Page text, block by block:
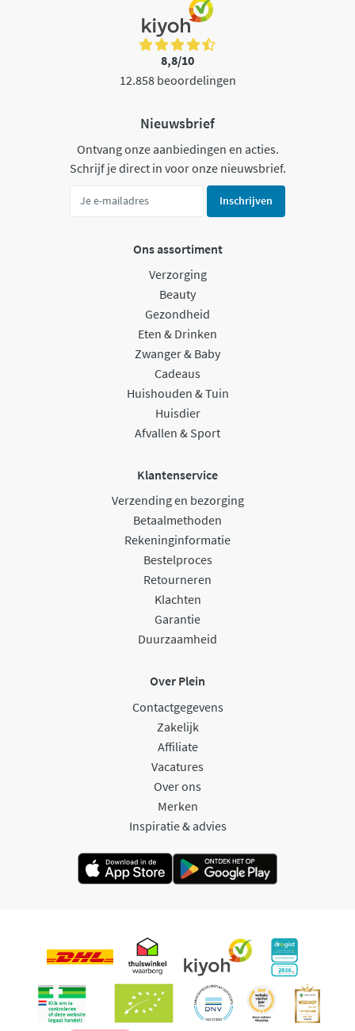
8,8/10
12.858 beoordelingen
Nieuwsbrief
Ontvang onze aanbiedingen en acties.
Schrijf je direct in voor onze nieuwsbrief.
Inschrijven
Ons assortiment
Verzorging
Beauty
Gezondheid
Eten & Drinken
Zwanger & Baby
Cadeaus
Huishouden & Tuin
Huisdier
Afvallen & Sport
Klantenservice
Verzending en bezorging
Betaalmethoden
Rekeninginformatie
Bestelproces
Retourneren
Klachten
Garantie
Duurzaamheid
Over Plein
Contactgegevens
Zakelijk
Affiliate
Vacatures
Over ons
Merken
Inspiratie & advies